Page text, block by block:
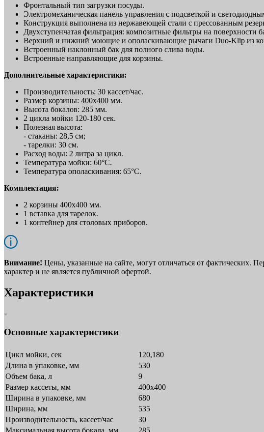
Фронтальный тип загрузки посуды.
Электромеханическая панель управления с подсветкой и
Конструкция выполнена из нержавеющей стали с прессованным
Двухступенчатая фильтрация: композитные фильтры на
Верхний и нижний моющие и ополаскивающие рычаги Duo-Klip из
Встроенный наклонный бак для полного слива воды.
Встроенные направляющие для корзины.
Дополнительные характеристики:
Производительность: 30 кассет/час.
Размер корзины: 400x400 мм.
Высота бокалов: 285 мм.
2 цикла мойки 120-180 сек.
Полезная высота:
- стаканы: 28,5 см;
- тарелки: 30 см.
Расход воды: 2 литра за цикл.
Температура мойки: 60°C.
Температура ополаскивания: 65°C.
Комплектация:
2 корзины 400х400 мм.
1 вставка для тарелок.
1 контейнер для столовых приборов.
Внимание! Цены, указанные на сайте, могут отличаться от фактических.
характер и не является публичной офертой.
Характеристики
Основные характеристики
Цикл мойки, сек
120,180
Длина в упаковке, мм
530
Объем бака, л
9
Размер кассеты, мм
400х400
Ширина в упаковке, мм
680
Ширина, мм
535
Производительность, кассет/час
30
Максимальная высота бокала, мм
285